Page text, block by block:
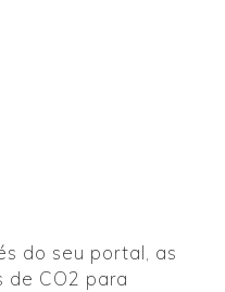
do seu portal, as
de CO2 para